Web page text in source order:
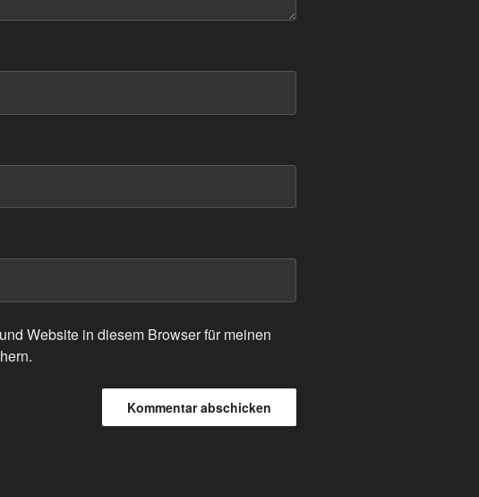
Website in diesem Browser für meinen